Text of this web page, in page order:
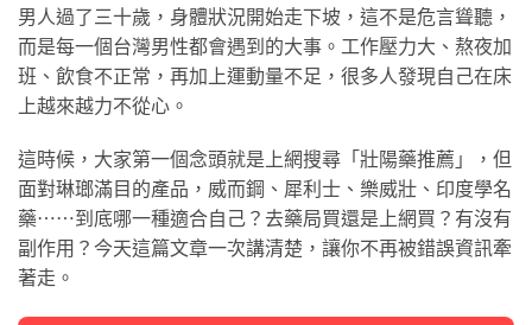
男人過了三十歲，身體狀況開始走下坡，這不是危言聳聽，
而是每一個台灣男性都會遇到的大事。工作壓力大、熬夜加
班、飲食不正常，再加上運動量不足，很多人發現自己在床
上越來越力不從心。
這時候，大家第一個念頭就是上網搜尋「壯陽藥推薦」，但
面對琳瑯滿目的產品，威而鋼、犀利士、樂威壯、印度學名
藥⋯⋯到底哪一種適合自己？去藥局買還是上網買？有沒有
副作用？今天這篇文章一次講清楚，讓你不再被錯誤資訊牽
著走。